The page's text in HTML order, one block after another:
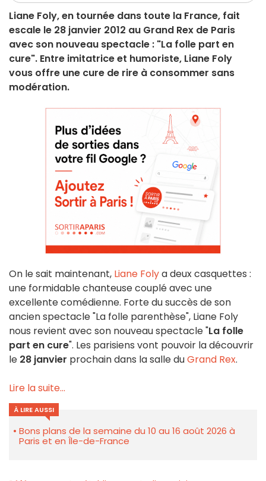
Liane Foly, en tournée dans toute la France, fait
escale le 28 janvier 2012 au Grand Rex de Paris
avec son nouveau spectacle : "La folle part en
cure". Entre imitatrice et humoriste, Liane Foly
vous offre une cure de rire à consommer sans
modération.
On le sait maintenant, Liane Folya deux casquettes :
une formidable chanteuse couplé avec une
excellente comédienne. Forte du succès de son
ancien spectacle "La folle parenthèse", Liane Foly
nous revient avec son nouveau spectacle "La folle
part en cure". Les parisiens vont pouvoir la découvrir
le 28 janvier prochain dans la salle duGrand Rex.
Lire la suite...
À LIRE AUSSI
Bons plans de la semaine du 10 au 16 août 2026 à
Paris et en Île-de-France